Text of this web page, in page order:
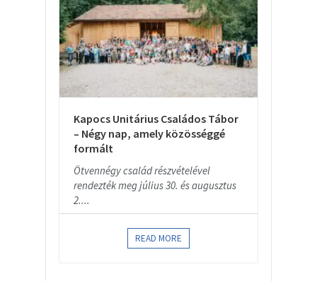
Kapocs Unitárius Családos Tábor
– Négy nap, amely közösséggé
formált
Ötvennégy család részvételével
rendezték meg július 30. és augusztus
2....
READ MORE